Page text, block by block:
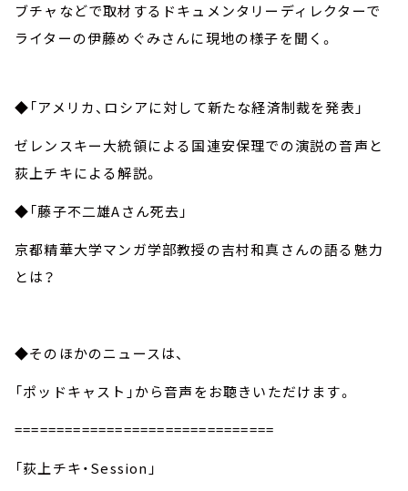
ブチャなどで取材するドキュメンタリーディレクターで
ライターの伊藤めぐみさんに現地の様子を聞く。
◆「アメリカ、ロシアに対して新たな経済制裁を発表」
ゼレンスキー大統領による国連安保理での演説の音声と
荻上チキによる解説。
◆「藤子不二雄Aさん死去」
京都精華大学マンガ学部教授の吉村和真さんの語る魅力
とは？
◆そのほかのニュースは、
「ポッドキャスト」から音声をお聴きいただけます。
===============================
「荻上チキ・Session」